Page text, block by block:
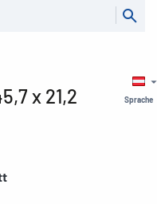
Sprache
x 21,2